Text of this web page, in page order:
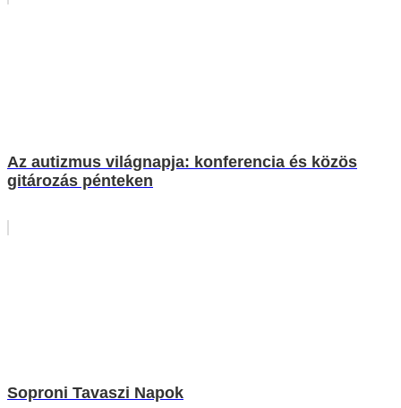
Az autizmus világnapja: konferencia és közös
gitározás pénteken
Soproni Tavaszi Napok